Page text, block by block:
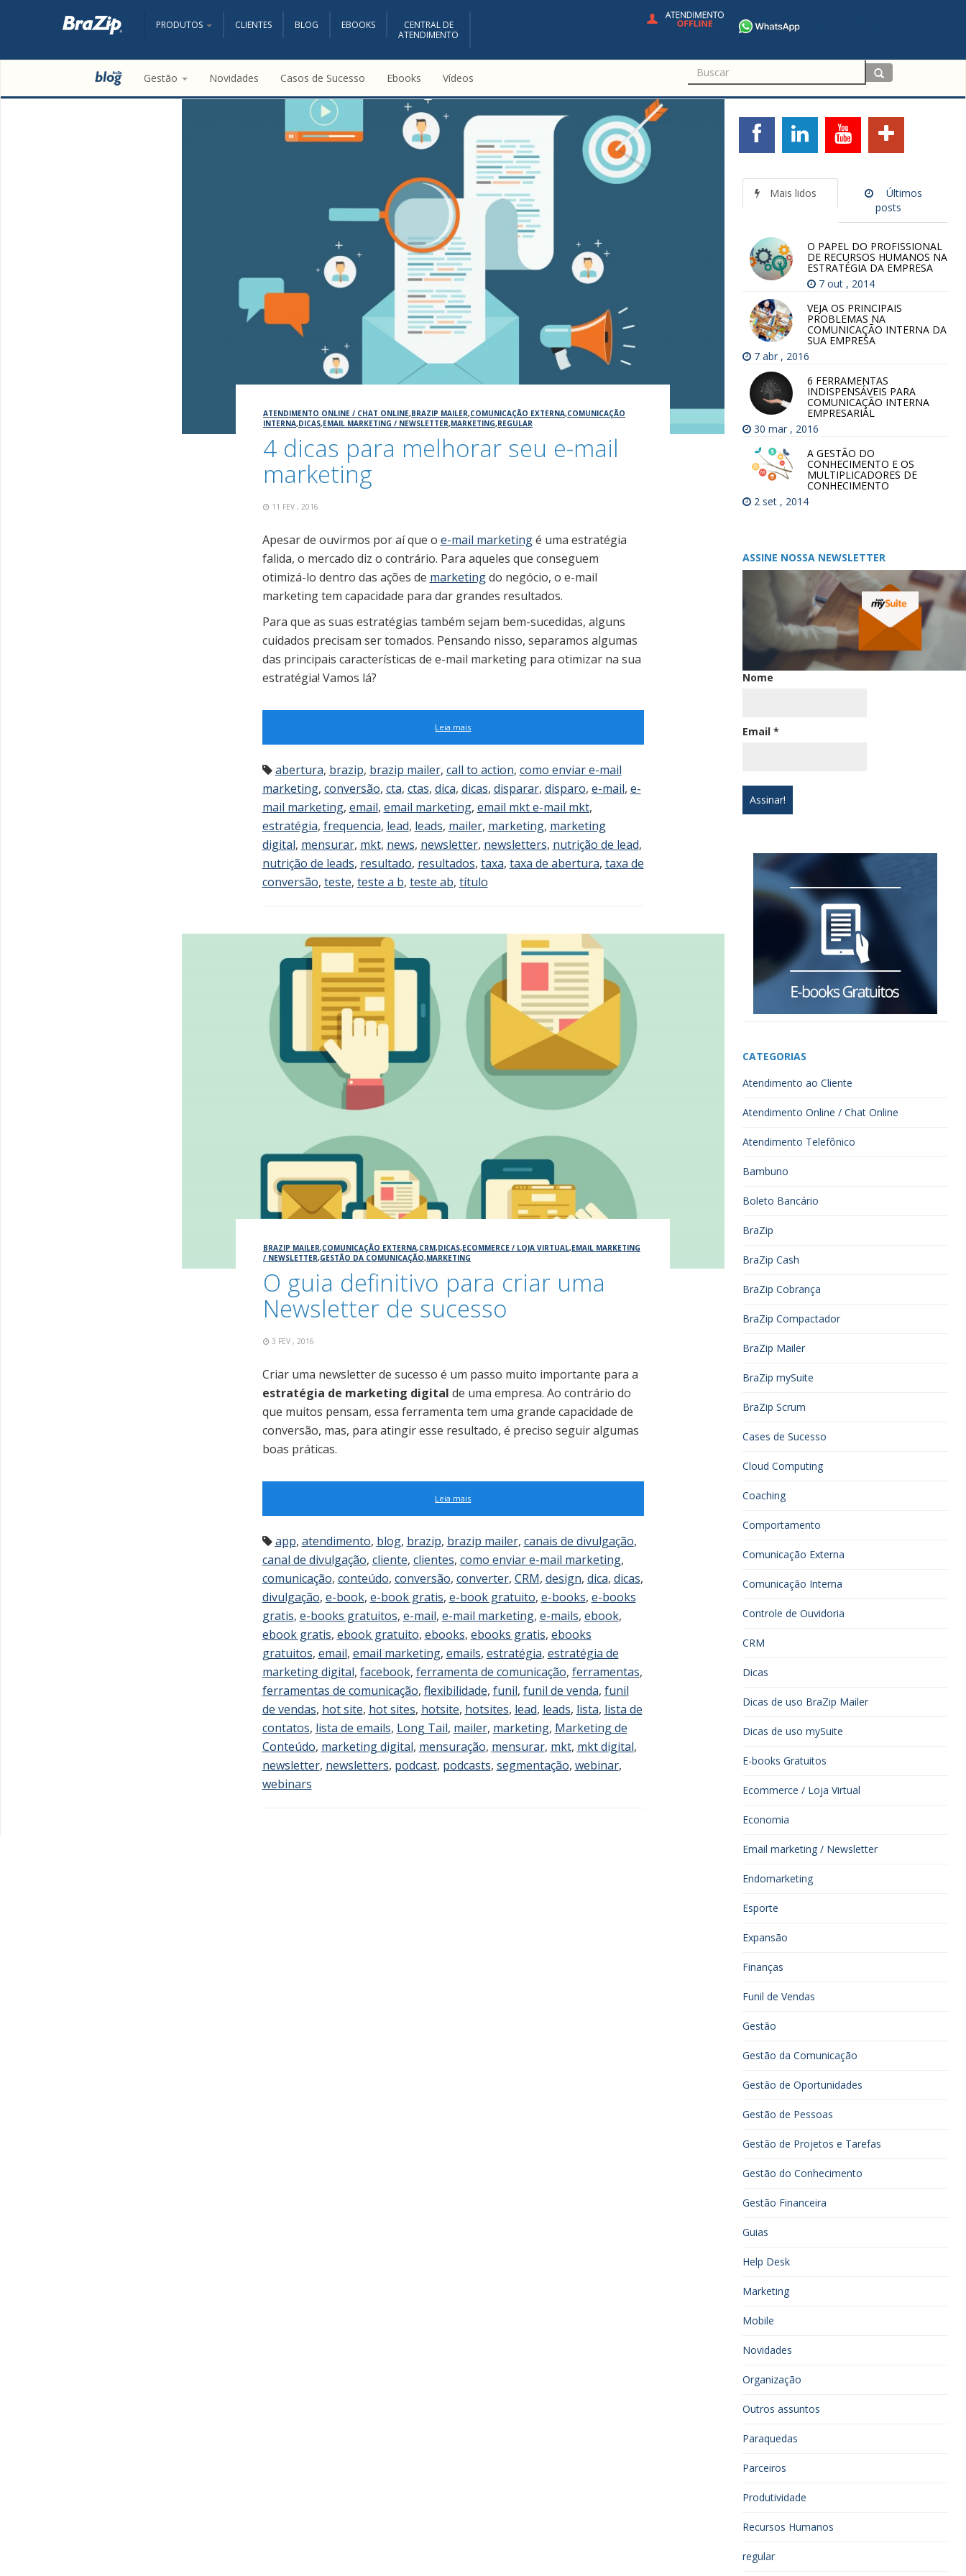
PRODUTOS CLIENTES BLOG EBOOKS
CENTRAL DE
ATENDIMENTO
Gestão Novidades Casos de Sucesso Ebooks Vídeos
ATENDIMENTO ONLINE / CHAT ONLINE,BRAZIP MAILER,COMUNICAÇÃO EXTERNA,COMUNICAÇÃO
INTERNA,DICAS,EMAIL MARKETING / NEWSLETTER,MARKETING,REGULAR
4 dicas para melhorar seu e-mail
marketing
11 FEV , 2016
Apesar de ouvirmos por aí que o e-mail marketingé uma estratégia
falida, o mercado diz o contrário. Para aqueles que conseguem
otimizá-lo dentro das ações de marketingdo negócio, o e-mail
marketing tem capacidade para dar grandes resultados.
Para que as suas estratégias também sejam bem-sucedidas, alguns
cuidados precisam ser tomados. Pensando nisso, separamos algumas
das principais características de e-mail marketing para otimizar na sua
estratégia! Vamos lá?
Leia mais
abertura, brazip, brazip mailer, call to action, como enviar e-mail
marketing, conversão, cta, ctas, dica, dicas, disparar, disparo, e-mail, e-
mail marketing, email, email marketing, email mkt e-mail mkt,
estratégia, frequencia, lead, leads, mailer, marketing, marketing
digital, mensurar, mkt, news, newsletter, newsletters, nutrição de lead,
nutrição de leads, resultado, resultados, taxa, taxa de abertura, taxa de
conversão, teste, teste a b, teste ab, título
BRAZIP MAILER,COMUNICAÇÃO EXTERNA,CRM,DICAS,ECOMMERCE / LOJA VIRTUAL,EMAIL MARKETING
/ NEWSLETTER,GESTÃO DA COMUNICAÇÃO,MARKETING
O guia definitivo para criar uma
Newsletter de sucesso
3 FEV , 2016
Criar uma newsletter de sucesso é um passo muito importante para a
estratégia de marketing digital de uma empresa. Ao contrário do
que muitos pensam, essa ferramenta tem uma grande capacidade de
conversão, mas, para atingir esse resultado, é preciso seguir algumas
boas práticas.
Leia mais
app, atendimento, blog, brazip, brazip mailer, canais de divulgação,
canal de divulgação, cliente, clientes, como enviar e-mail marketing,
comunicação, conteúdo, conversão, converter, CRM, design, dica, dicas,
divulgação, e-book, e-book gratis, e-book gratuito, e-books, e-books
gratis, e-books gratuitos, e-mail, e-mail marketing, e-mails, ebook,
ebook gratis, ebook gratuito, ebooks, ebooks gratis, ebooks
gratuitos, email, email marketing, emails, estratégia, estratégia de
marketing digital, facebook, ferramenta de comunicação, ferramentas,
ferramentas de comunicação, flexibilidade, funil, funil de venda, funil
de vendas, hot site, hot sites, hotsite, hotsites, lead, leads, lista, lista de
contatos, lista de emails, Long Tail, mailer, marketing, Marketing de
Conteúdo, marketing digital, mensuração, mensurar, mkt, mkt digital,
newsletter, newsletters, podcast, podcasts, segmentação, webinar,
webinars
Mais lidos
Últimos
posts
O PAPEL DO PROFISSIONAL
DE RECURSOS HUMANOS NA
ESTRATÉGIA DA EMPRESA
7 out , 2014
VEJA OS PRINCIPAIS
PROBLEMAS NA
COMUNICAÇÃO INTERNA DA
SUA EMPRESA
7 abr , 2016
6 FERRAMENTAS
INDISPENSÁVEIS PARA
COMUNICAÇÃO INTERNA
EMPRESARIAL
30 mar , 2016
A GESTÃO DO
CONHECIMENTO E OS
MULTIPLICADORES DE
CONHECIMENTO
2 set , 2014
ASSINE NOSSA NEWSLETTER
Nome
Email *
CATEGORIAS
Atendimento ao Cliente
Atendimento Online / Chat Online
Atendimento Telefônico
Bambuno
Boleto Bancário
BraZip
BraZip Cash
BraZip Cobrança
BraZip Compactador
BraZip Mailer
BraZip mySuite
BraZip Scrum
Cases de Sucesso
Cloud Computing
Coaching
Comportamento
Comunicação Externa
Comunicação Interna
Controle de Ouvidoria
CRM
Dicas
Dicas de uso BraZip Mailer
Dicas de uso mySuite
E-books Gratuitos
Ecommerce / Loja Virtual
Economia
Email marketing / Newsletter
Endomarketing
Esporte
Expansão
Finanças
Funil de Vendas
Gestão
Gestão da Comunicação
Gestão de Oportunidades
Gestão de Pessoas
Gestão de Projetos e Tarefas
Gestão do Conhecimento
Gestão Financeira
Guias
Help Desk
Marketing
Mobile
Novidades
Organização
Outros assuntos
Paraquedas
Parceiros
Produtividade
Recursos Humanos
regular